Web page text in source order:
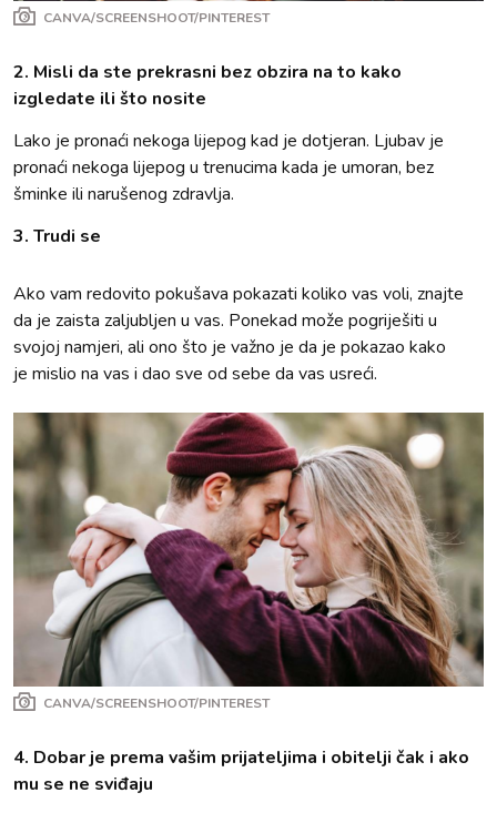
CANVA/SCREENSHOOT/PINTEREST
2. Misli da ste prekrasni bez obzira na to kako
izgledate ili što nosite
Lako je pronaći nekoga lijepog kad je dotjeran. Ljubav je
pronaći nekoga lijepog u trenucima kada je umoran, bez
šminke ili narušenog zdravlja.
3. Trudi se
Ako vam redovito pokušava pokazati koliko vas voli, znajte
da je zaista zaljubljen u vas. Ponekad može pogriješiti u
svojoj namjeri, ali ono što je važno je da je pokazao kako
je mislio na vas i dao sve od sebe da vas usreći.
CANVA/SCREENSHOOT/PINTEREST
4. Dobar je prema vašim prijateljima i obitelji čak i ako
mu se ne sviđaju